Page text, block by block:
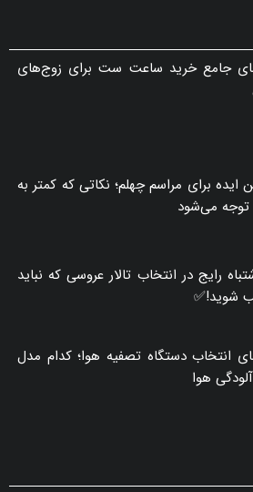
جامع خرید ساعت ست برای زوج‌های
ایده برای مراسم چهلم؛ نکاتی که کمتر به
توجه می‌شود
اشتباه رایج در انتخاب تالار عروسی که نباید
شوید!✅
انتخاب دستگاه تصفیه هوا؛ کدام مدل
هوا